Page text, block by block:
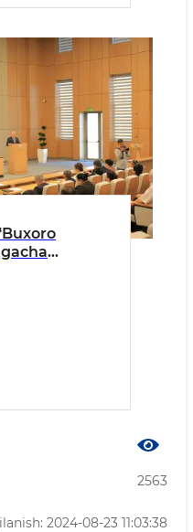
2563
2024-08-23 11:03:38